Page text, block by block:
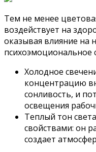
Тем не менее
воздействует на
оказывая влияние на
психоэмоциональное
Холодное
концентрацию
сонливость, и
освещения
Теплый тон
свойствами: он
создает